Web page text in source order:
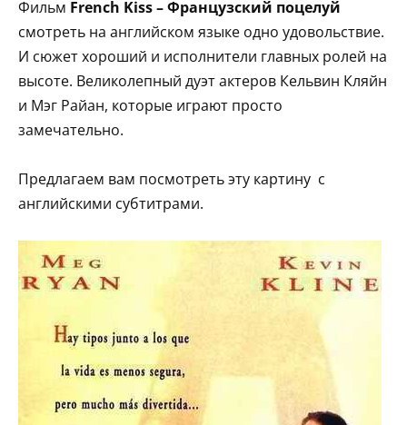
Фильм French Kiss – Французский поцелуй
смотреть на английском языке одно удовольствие.
И сюжет хороший и исполнители главных ролей на
высоте. Великолепный дуэт актеров Кельвин Кляйн
и Мэг Райан, которые играют просто
замечательно.
Предлагаем вам посмотреть эту картину с
английскими субтитрами.